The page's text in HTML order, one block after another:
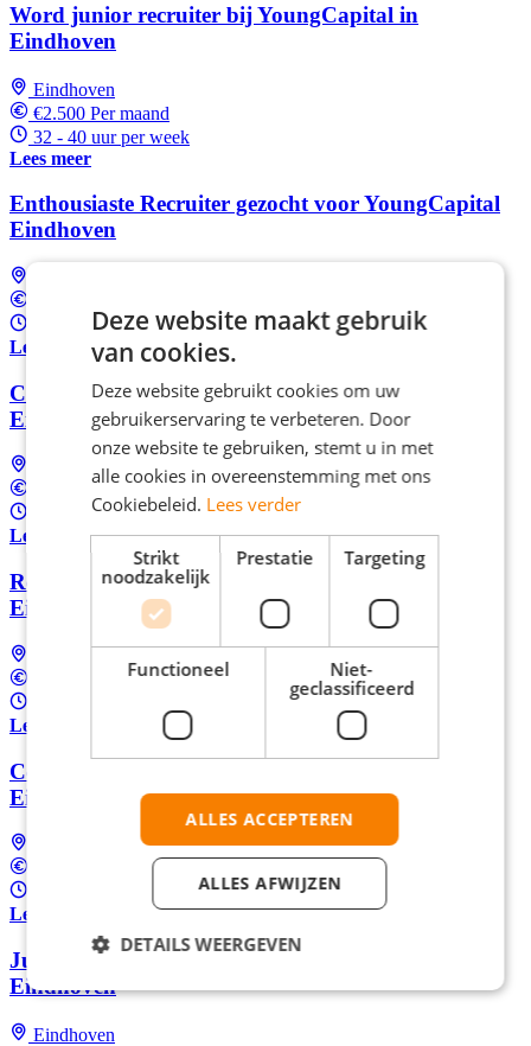
Word junior recruiter bij YoungCapital in
Eindhoven
Eindhoven
€2.500 Per maand
32 - 40 uur per week
Lees meer
Enthousiaste Recruiter gezocht voor YoungCapital
Eindhoven
32 - 40 uur per week
Lees meer
Commercieel Talent als Recruiter bij YoungCapital
Eindhoven
Eindhoven
32 - 40 uur per week
Lees meer
Recruiter wervingsteam bij YoungCapital
Eindhoven
€2.750 Per maand
Lees meer
Consultant Life Sciences bij YoungCapital in
Eindhoven
Tussen €2.750 en €3.100 Per maand
Lees meer
Junior Accountmanager bij YoungCapital
Eindhoven
Eindhoven
Deze website maakt gebruik
van cookies.
Deze website gebruikt cookies om uw
gebruikerservaring te verbeteren. Door
onze website te gebruiken, stemt u in met
alle cookies in overeenstemming met ons
Cookiebeleid. Lees verder
Strikt
noodzakelijk
Prestatie Targeting
Functioneel
Niet-
geclassificeerd
ALLES ACCEPTEREN
ALLES AFWIJZEN
DETAILS WEERGEVEN